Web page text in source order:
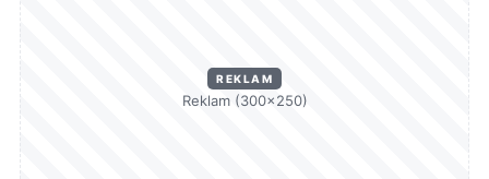
REKLAM
Reklam (300×250)